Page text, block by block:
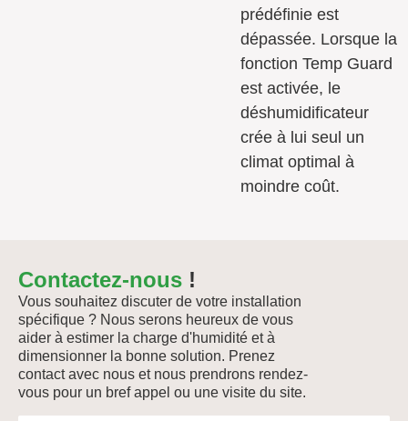
prédéfinie est
dépassée. Lorsque la
fonction Temp Guard
est activée, le
déshumidificateur
crée à lui seul un
climat optimal à
moindre coût.
Contactez-nous !
Vous souhaitez discuter de votre installation
spécifique ? Nous serons heureux de vous
aider à estimer la charge d'humidité et à
dimensionner la bonne solution. Prenez
contact avec nous et nous prendrons rendez-
vous pour un bref appel ou une visite du site.